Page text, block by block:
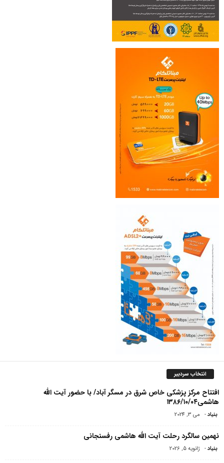
انتخاب سردبیر
افتتاح مرکز پزشکی خاص شرق در مسگر آباد/ با حضور آیت الله
هاشمی۱۳۸۶/۱۰/۰۴
بنیاد- می 3, 2024
نهمین سالگرد رحلت آیت الله هاشمی رفسنجانی
بنیاد- ژانویه 5, 2026